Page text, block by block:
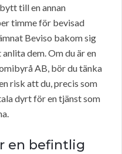
till en annan
timme för bevisad
Beviso bakom sig
dem. Om du är en
AB, bör du tänka
risk att du, precis som
dyrt för en tjänst som
en befintlig